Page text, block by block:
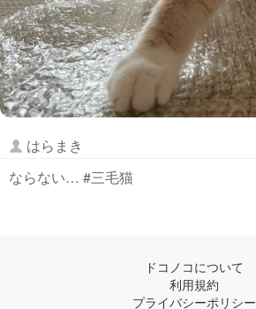
はらまき
ならない… #三毛猫
ドコノコについて
利用規約
プライバシーポリシー